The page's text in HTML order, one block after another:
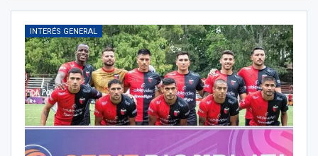
INTERÉS GENERAL